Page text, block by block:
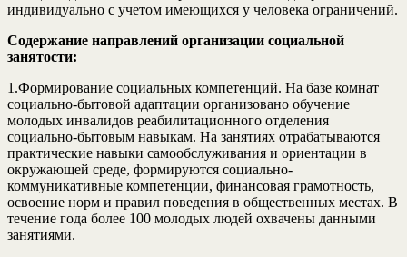
индивидуально с учетом имеющихся у человека ограничений.
Содержание направлений организации социальной
занятости:
1.Формирование социальных компетенций. На базе комнат
социально-бытовой адаптации организовано обучение
молодых инвалидов реабилитационного отделения
социально-бытовым навыкам. На занятиях отрабатываются
практические навыки самообслуживания и ориентации в
окружающей среде, формируются социально-
коммуникативные компетенции, финансовая грамотность,
освоение норм и правил поведения в общественных местах. В
течение года более 100 молодых людей охвачены данными
занятиями.